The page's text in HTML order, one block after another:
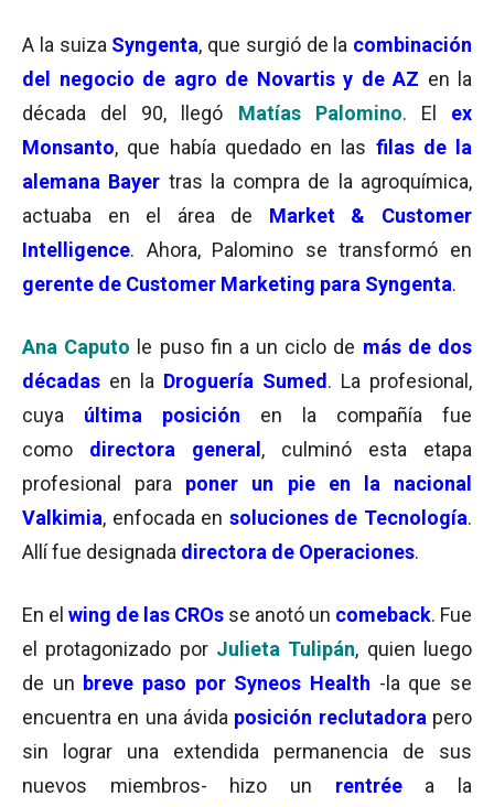
A la suiza Syngenta, que surgió de la combinación
del negocio de agro de Novartis y de AZ en la
década del 90, llegó Matías Palomino. El ex
Monsanto, que había quedado en las filas de la
alemana Bayer tras la compra de la agroquímica,
actuaba en el área de Market & Customer
Intelligence. Ahora, Palomino se transformó en
gerente de Customer Marketing para Syngenta.
Ana Caputo le puso fin a un ciclo de más de dos
décadas en la Droguería Sumed . La profesional,
cuya última posición en la compañía fue
como directora general , culminó esta etapa
profesional para poner un pie en la nacional
Valkimia, enfocada en soluciones de Tecnología.
Allí fue designada directora de Operaciones.
En el wing de las CROs se anotó un comeback. Fue
el protagonizado por Julieta Tulipán, quien luego
de un breve paso por Syneos Health -la que se
encuentra en una ávida posición reclutadora pero
sin lograr una extendida permanencia de sus
nuevos miembros- hizo un rentrée
a la